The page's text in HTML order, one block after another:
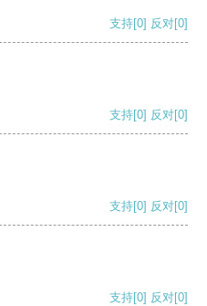
支持[0] 反对[0]
支持[0] 反对[0]
支持[0] 反对[0]
支持[0] 反对[0]